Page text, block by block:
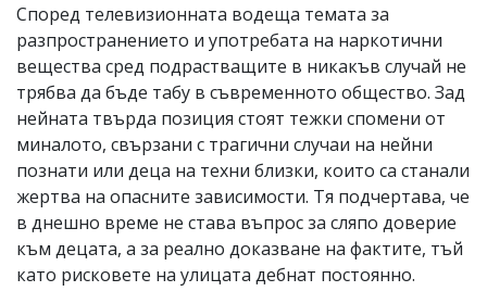
Според телевизионната водеща темата за
разпространението и употребата на наркотични
вещества сред подрастващите в никакъв случай не
трябва да бъде табу в съвременното общество. Зад
нейната твърда позиция стоят тежки спомени от
миналото, свързани с трагични случаи на нейни
познати или деца на техни близки, които са станали
жертва на опасните зависимости. Тя подчертава, че
в днешно време не става въпрос за сляпо доверие
към децата, а за реално доказване на фактите, тъй
като рисковете на улицата дебнат постоянно.